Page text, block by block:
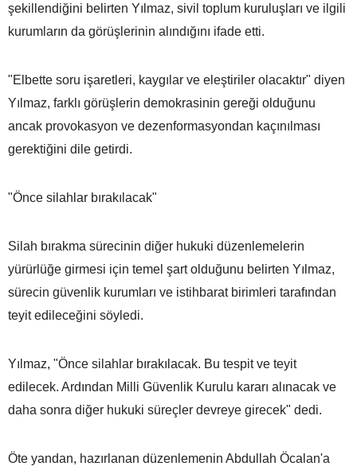
şekillendiğini belirten Yılmaz, sivil toplum kuruluşları ve ilgili
kurumların da görüşlerinin alındığını ifade etti.
"Elbette soru işaretleri, kaygılar ve eleştiriler olacaktır" diyen
Yılmaz, farklı görüşlerin demokrasinin gereği olduğunu
ancak provokasyon ve dezenformasyondan kaçınılması
gerektiğini dile getirdi.
"Önce silahlar bırakılacak"
Silah bırakma sürecinin diğer hukuki düzenlemelerin
yürürlüğe girmesi için temel şart olduğunu belirten Yılmaz,
sürecin güvenlik kurumları ve istihbarat birimleri tarafından
teyit edileceğini söyledi.
Yılmaz, "Önce silahlar bırakılacak. Bu tespit ve teyit
edilecek. Ardından Milli Güvenlik Kurulu kararı alınacak ve
daha sonra diğer hukuki süreçler devreye girecek" dedi.
Öte yandan, hazırlanan düzenlemenin Abdullah Öcalan'a